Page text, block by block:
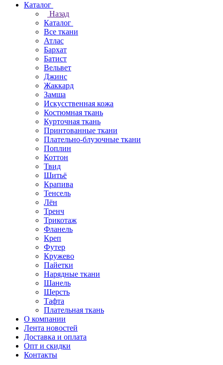
Каталог
Назад
Каталог
Все ткани
Атлас
Бархат
Батист
Вельвет
Джинс
Жаккард
Замша
Искусственная кожа
Костюмная ткань
Курточная ткань
Принтованные ткани
Плательно-блузочные ткани
Поплин
Коттон
Твид
Шитьё
Крапива
Тенсель
Лён
Тренч
Трикотаж
Фланель
Креп
Футер
Кружево
Пайетки
Нарядные ткани
Шанель
Шерсть
Тафта
Плательная ткань
О компании
Лента новостей
Доставка и оплата
Опт и скидки
Контакты